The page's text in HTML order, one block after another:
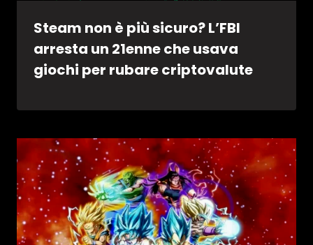
Steam non è più sicuro? L’FBI
arresta un 21enne che usava
giochi per rubare criptovalute